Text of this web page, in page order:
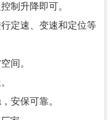
制升降即可。
定速、变速和定位等
间。
安保可靠。